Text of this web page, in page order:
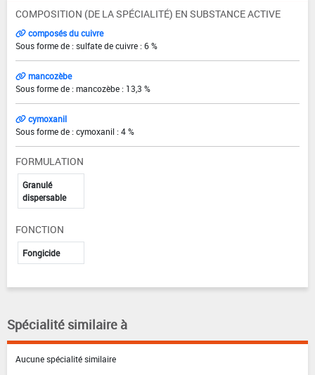
COMPOSITION (DE LA SPÉCIALITÉ) EN SUBSTANCE ACTIVE
composés du cuivre
Sous forme de : sulfate de cuivre : 6 %
mancozèbe
Sous forme de : mancozèbe : 13,3 %
cymoxanil
Sous forme de : cymoxanil : 4 %
FORMULATION
Granulé
dispersable
FONCTION
Fongicide
Spécialité similaire à
Aucune spécialité similaire